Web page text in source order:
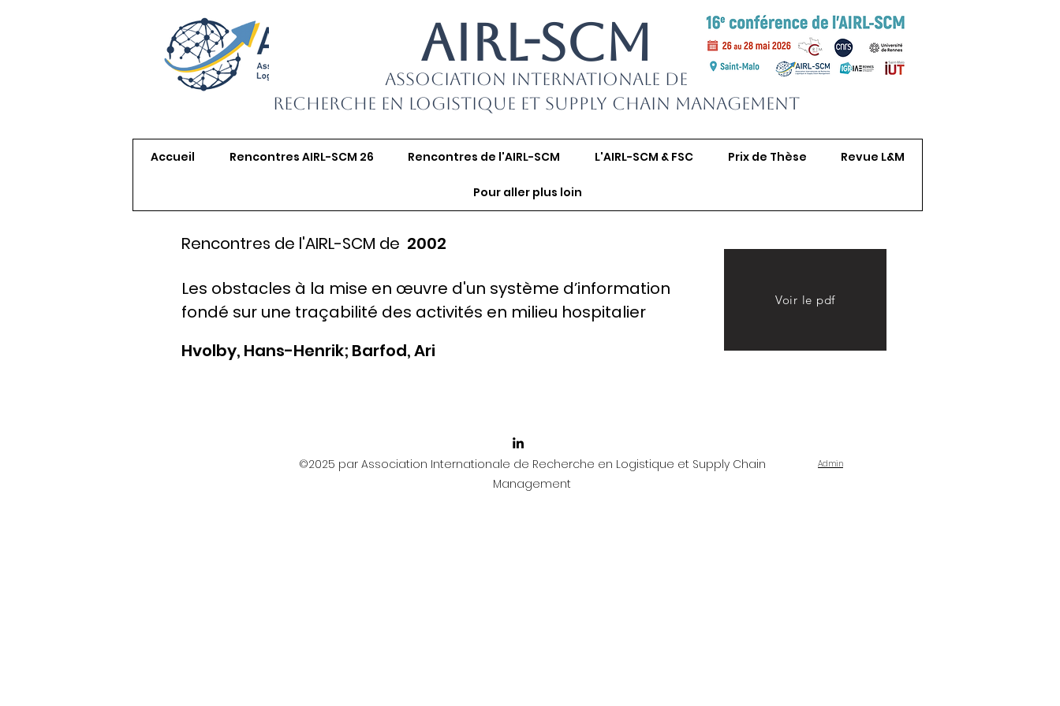
AIRL-SCM
Association Internationale de
Recherche en Logistique et Supply Chain Management
Accueil Rencontres AIRL-SCM 26 Rencontres de l'AIRL-SCM L'AIRL-SCM & FSC Prix de Thèse Revue L&M
Pour aller plus loin
Rencontres de l'AIRL-SCM de 2002
Les obstacles à la mise en œuvre d'un système d’information
fondé sur une traçabilité des activités en milieu hospitalier
Hvolby, Hans-Henrik; Barfod, Ari
Voir le pdf
©2025 par Association Internationale de Recherche en Logistique et Supply Chain
Management
Admin